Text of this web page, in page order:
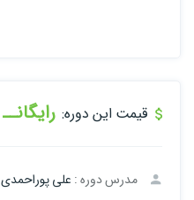
قیمت این دوره: رایگانــ
مدرس دوره : علی پوراحمدی